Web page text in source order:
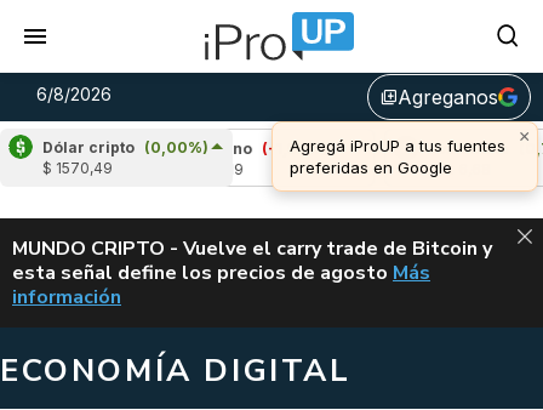
6/8/2026 library_addAgreganos
Dólar cripto (0,00%)
$ 1570,49
Cardano (-1,50%)
Avalanche (0,73%)
u$s 6,68
ALERTA
MUNDO CRIPTO - Vuelve el carry trade de Bitcoin y
esta señal define los precios de agosto VUELVE EL
Más
información
ECONOMÍA DIGITAL